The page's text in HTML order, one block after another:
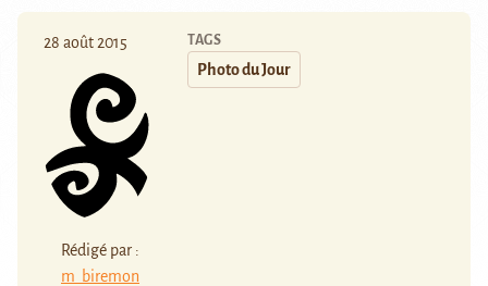
28 août 2015
Rédigé par :
m_biremon
TAGS
Photo du Jour